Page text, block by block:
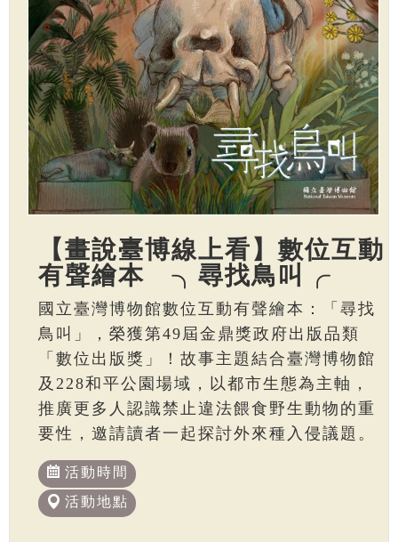
【畫說臺博線上看】數位互動
有聲繪本 ╮尋找鳥叫╭
國立臺灣博物館數位互動有聲繪本：「尋找
鳥叫」，榮獲第49屆金鼎獎政府出版品類
「數位出版獎」！故事主題結合臺灣博物館
及228和平公園場域，以都市生態為主軸，
推廣更多人認識禁止違法餵食野生動物的重
要性，邀請讀者一起探討外來種入侵議題。
活動時間
活動地點